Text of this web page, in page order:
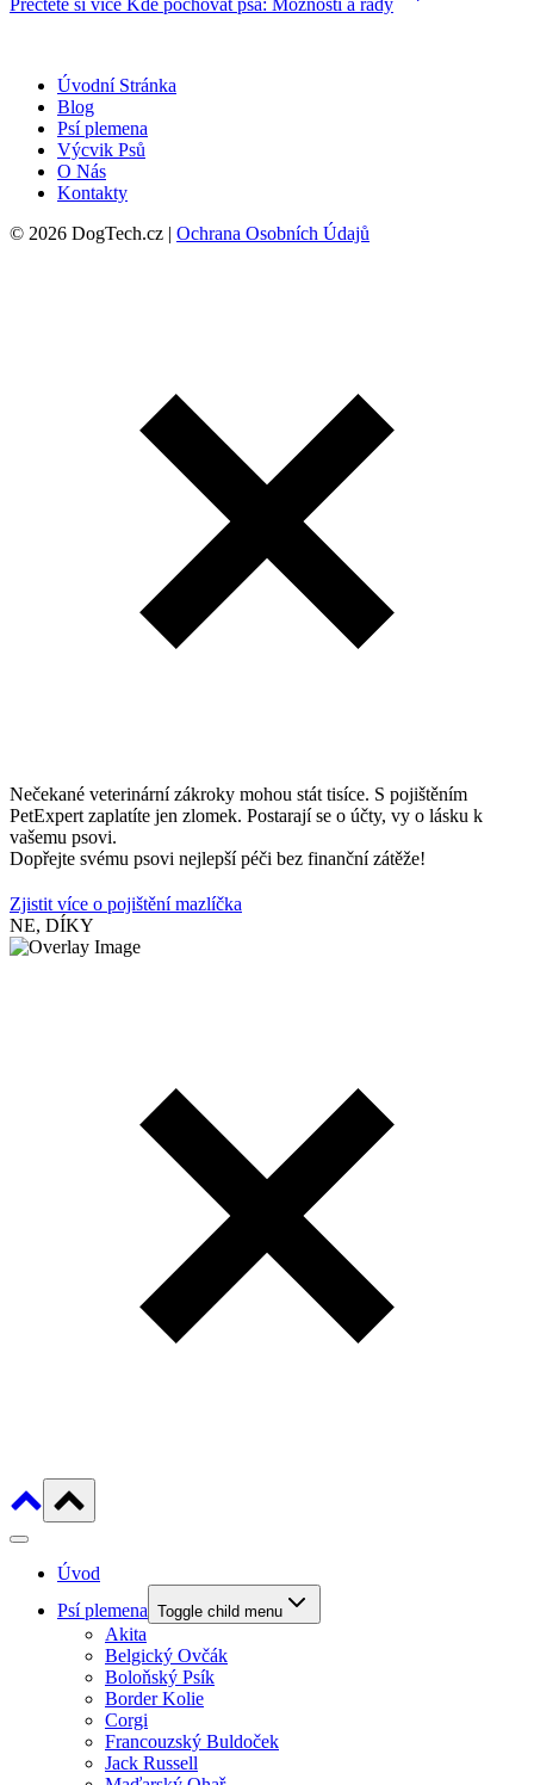
Úvodní Stránka
Blog
Psí plemena
Výcvik Psů
O Nás
Kontakty
© 2026 DogTech.cz | Ochrana Osobních Údajů
Nečekané veterinární zákroky mohou stát tisíce. S pojištěním
PetExpert zaplatíte jen zlomek. Postarají se o účty, vy o lásku k
vašemu psovi.
Dopřejte svému psovi nejlepší péči bez finanční zátěže!
Zjistit více o pojištění mazlíčka
NE, DÍKY
Úvod
Psí plemena Toggle child menu
Akita
Belgický Ovčák
Boloňský Psík
Border Kolie
Corgi
Francouzský Buldoček
Jack Russell